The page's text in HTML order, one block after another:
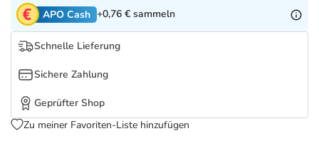
Tierapotheke
Vitamine & Mineralstoffe
Marken
Salus Deals
APO Cash +0,76 € sammeln
Schnelle Lieferung
Sichere Zahlung
Geprüfter Shop
Zu meiner Favoriten-Liste hinzufügen